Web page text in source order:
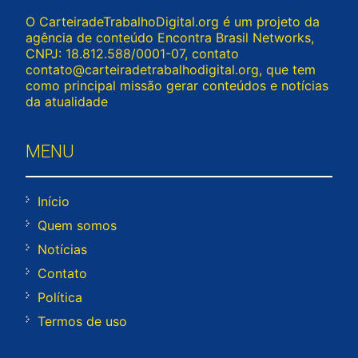
O CarteiradeTrabalhoDigital.org é um projeto da
agência de conteúdo Encontra Brasil Networks,
CNPJ: 18.812.588/0001-07, contato
contato@carteiradetrabalhodigital.org, que tem
como principal missão gerar conteúdos e notícias
da atualidade
MENU
Início
Quem somos
Notícias
Contato
Política
Termos de uso